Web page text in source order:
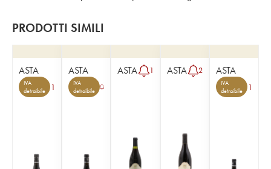
PRODOTTI SIMILI
ASTA
IVA
detraibile
1
ASTA
IVA
detraibile
ASTA 1 ASTA 2 ASTA
IVA
detraibile
1